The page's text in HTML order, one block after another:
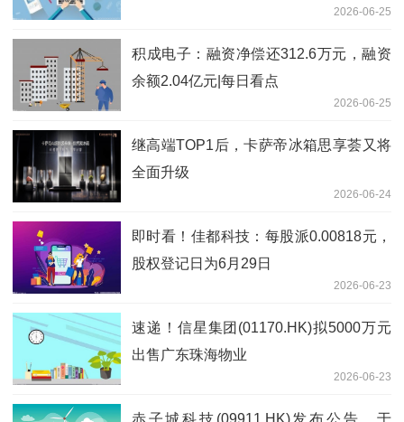
2026-06-25
积成电子：融资净偿还312.6万元，融资
余额2.04亿元|每日看点
2026-06-25
继高端TOP1后，卡萨帝冰箱思享荟又将
全面升级
2026-06-24
即时看！佳都科技：每股派0.00818元，
股权登记日为6月29日
2026-06-23
速递！信星集团(01170.HK)拟5000万元
出售广东珠海物业
2026-06-23